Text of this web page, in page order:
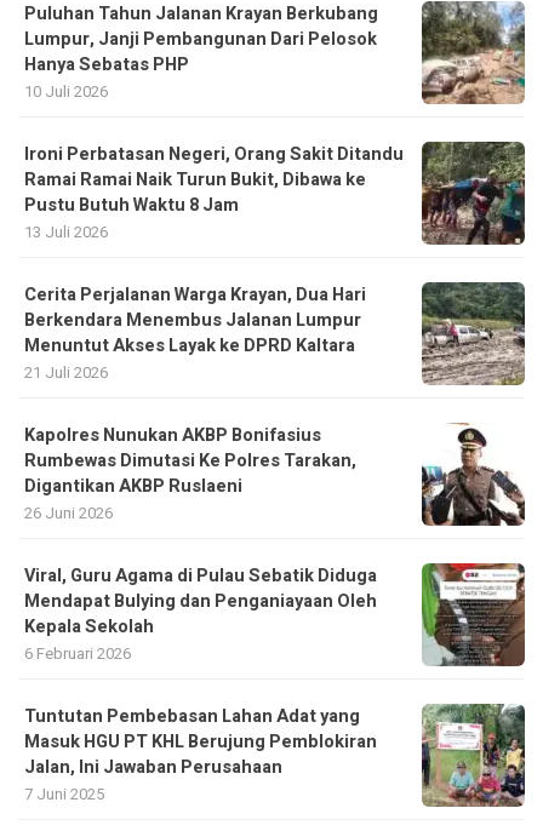
Puluhan Tahun Jalanan Krayan Berkubang
Lumpur, Janji Pembangunan Dari Pelosok
Hanya Sebatas PHP
10 Juli 2026
Ironi Perbatasan Negeri, Orang Sakit Ditandu
Ramai Ramai Naik Turun Bukit, Dibawa ke
Pustu Butuh Waktu 8 Jam
13 Juli 2026
Cerita Perjalanan Warga Krayan, Dua Hari
Berkendara Menembus Jalanan Lumpur
Menuntut Akses Layak ke DPRD Kaltara
21 Juli 2026
Kapolres Nunukan AKBP Bonifasius
Rumbewas Dimutasi Ke Polres Tarakan,
Digantikan AKBP Ruslaeni
26 Juni 2026
Viral, Guru Agama di Pulau Sebatik Diduga
Mendapat Bulying dan Penganiayaan Oleh
Kepala Sekolah
6 Februari 2026
Tuntutan Pembebasan Lahan Adat yang
Masuk HGU PT KHL Berujung Pemblokiran
Jalan, Ini Jawaban Perusahaan
7 Juni 2025